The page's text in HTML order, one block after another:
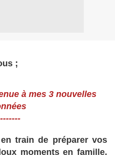
;
à mes 3 nouvelles
train de préparer vos
moments en famille.